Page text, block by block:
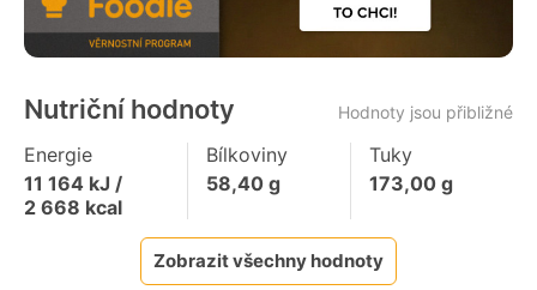
Nutriční hodnoty Hodnoty jsou přibližné
Energie
11 164 kJ /
2 668 kcal
Bílkoviny
58,40g
Tuky
173,00g
Zobrazit všechny hodnoty